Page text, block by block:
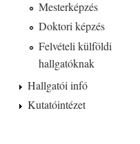
Mesterképzés
Doktori képzés
Felvételi külföldi
hallgatóknak
Hallgatói infó
Kutatóintézet